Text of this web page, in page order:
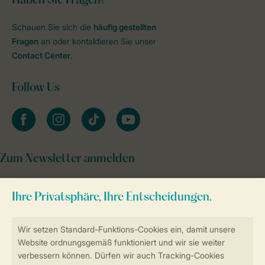
Sicher und schnell zur Online-Buchung
Schauen Sie sich die häufig gestellten
Fragen an oder kontaktieren Sie unser
Contact Center.
Follow Us
facebookinstagramtiktok youtube
Zum Newsletter anmelden